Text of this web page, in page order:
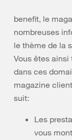
benefit, le
nombreuses
le thème de la
Vous êtes
dans ces
magazine
suit:
Les
vous